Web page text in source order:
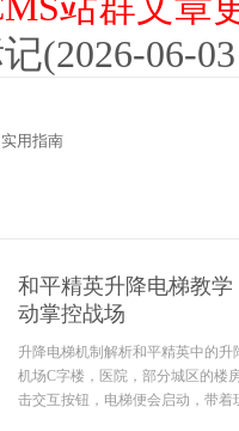
(2026-06-
用指南
和平精英升降电梯教
动掌控战场
升降电梯机制解析和平精英中的
机场C字楼，医院，部分城区的楼
击交互按钮，电梯便会启动，带着